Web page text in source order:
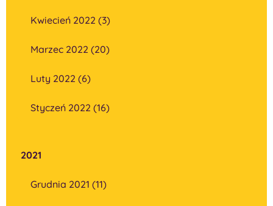
Kwiecień 2022 (3)
Marzec 2022 (20)
Luty 2022 (6)
Styczeń 2022 (16)
2021
Grudnia 2021 (11)